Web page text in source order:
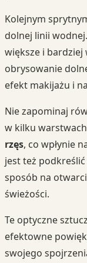
Kolejnym
dolnej linii
większe i bardziej
obrysowanie
efekt makijażu i
Nie zapominaj
w kilku
rzęs, co wpłynie
jest też podkreślić
sposób na
świeżości.
Te optyczne
efektowne
swojego